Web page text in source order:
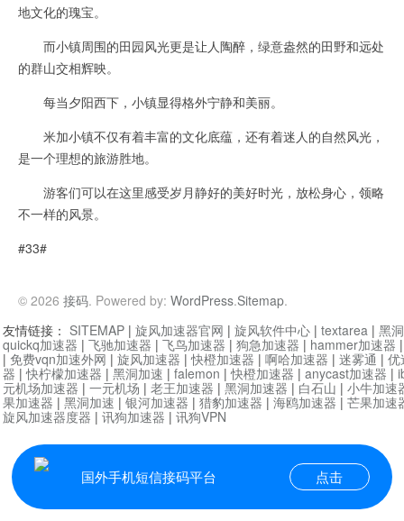
地文化的瑰宝。
而小镇周围的田园风光更是让人陶醉，绿意盎然的田野和远处
的群山交相辉映。
每当夕阳西下，小镇显得格外宁静和美丽。
米加小镇不仅有着丰富的文化底蕴，还有着迷人的自然风光，
是一个理想的旅游胜地。
游客们可以在这里感受岁月静好的美好时光，放松身心，领略
不一样的风景。
#33#
© 2026 接码. Powered by: WordPress.Sitemap.
国外手机短信接码平台 点击
友情链接： SITEMAP | 旋风加速器官网 | 旋风软件中心 | textarea | 黑
quickq加速器 | 飞驰加速器 | 飞鸟加速器 | 狗急加速器 | hammer加速器
| 免费vqn加速外网 | 旋风加速器 |快橙加速器 | 啊哈加速器 | 迷雾通 | 优
器 |快柠檬加速器 | 黑洞加速 | falemon |快橙加速器 | anycast加速器 |
元机场加速器 | 一元机场 | 老王加速器 | 黑洞加速器 | 白石山 | 小牛加速
果加速器 | 黑洞加速 | 银河加速器 | 猎豹加速器 | 海鸥加速器 | 芒果加速
旋风加速器度器 | 讯狗加速器 | 讯狗VPN